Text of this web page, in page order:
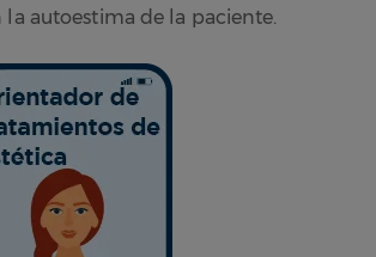
autoestima de la paciente.